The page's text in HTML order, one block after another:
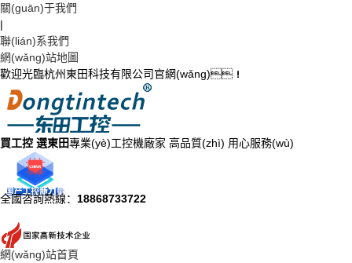
關(guān)于我們
|
聯(lián)系我們
網(wǎng)站地圖
歡迎光臨杭州東田科技有限公司官網(wǎng)！
買工控 選東田專業(yè)工控機廠家 高品質(zhì) 用心服務(wù)
全國咨詢熱線： 18868733722
網(wǎng)站首頁